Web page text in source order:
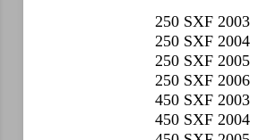
250 SXF 2003
250 SXF 2004
250 SXF 2005
250 SXF 2006
450 SXF 2003
450 SXF 2004